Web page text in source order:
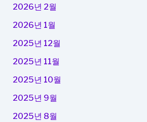
2026년 2월
2026년 1월
2025년 12월
2025년 11월
2025년 10월
2025년 9월
2025년 8월